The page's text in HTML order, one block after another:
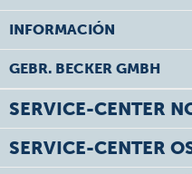
INFORMACIÓN
GEBR. BECKER GMBH
SERVICE-CENTER
SERVICE-CENTER